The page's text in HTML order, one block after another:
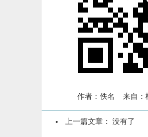
作者：佚名 来自：
上一篇文章： 没有了